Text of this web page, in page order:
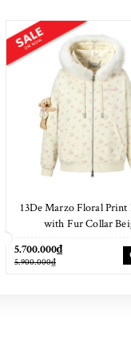
13De Marzo Floral Print
with Fur Collar
5.700.000₫
5.900.000₫